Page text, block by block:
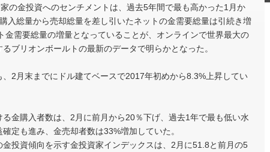
の金投資へのセンチメントは、過去5年間で最も高かった1月か
入総量から売却総量を差し引いたネットの金需要総量は引続き増
金需要総量の増量となっていることが、オンラインで世界最大の
ブリオンボールトの最新のデータで明らかとなった。
2月末までにドル建てベースで2017年初めから8.3%上昇してい
金購入者数は、2月に前月から20％下げ、過去1年で最も低い水
定も進み、金売却者数は33%増加していた。
投資傾向を示す金投資家インデックスは、2月に51.8と前月の5